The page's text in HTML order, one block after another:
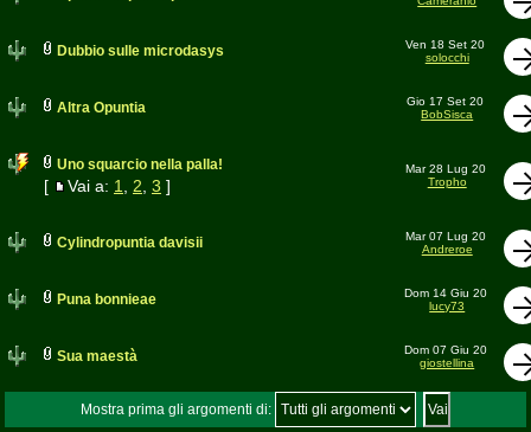
Dubbio sulle microdasys
Ven 18 Set 20
solocchi
Altra Opuntia
Gio 17 Set 20
BobSisca
Uno squarcio nella palla!
[ Vai a: 1 2 3 ]
Mar 28 Lug 20
Tropho
Cylindropuntia davisii
Mar 07 Lug 20
Andreroe
Puna bonnieae
Dom 14 Giu 20
lucy73
Sua maestà
Dom 07 Giu 20
giostellina
Mostra prima gli argomenti di: